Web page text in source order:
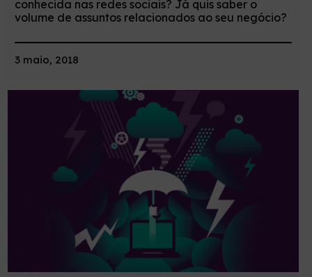
conhecida nas redes sociais? Já quis saber o
volume de assuntos relacionados ao seu negócio?
3 maio, 2018